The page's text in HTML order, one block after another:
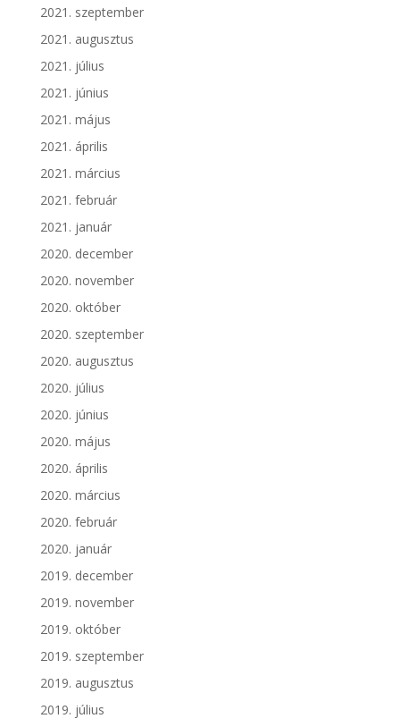
2021. szeptember
2021. augusztus
2021. július
2021. június
2021. május
2021. április
2021. március
2021. február
2021. január
2020. december
2020. november
2020. október
2020. szeptember
2020. augusztus
2020. július
2020. június
2020. május
2020. április
2020. március
2020. február
2020. január
2019. december
2019. november
2019. október
2019. szeptember
2019. augusztus
2019. július